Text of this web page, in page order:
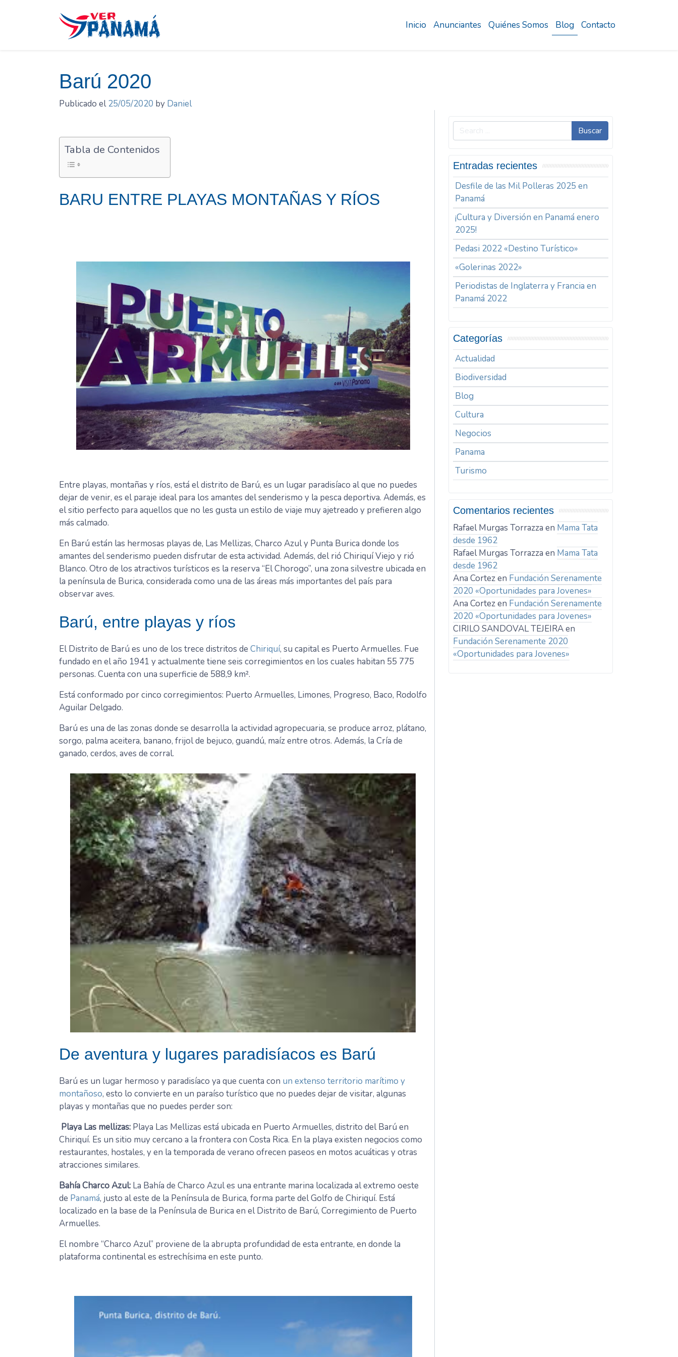
Inicio Anunciantes Quiénes Somos Blog Contacto
Barú 2020
Publicado el25/05/2020 by Daniel
Tabla de Contenidos
BARU ENTRE PLAYAS MONTAÑAS Y RÍOS
Entre playas, montañas y ríos, está el distrito de Barú, es un lugar paradisíaco al que no puedes
dejar de venir, es el paraje ideal para los amantes del senderismo y la pesca deportiva. Además, es
el sitio perfecto para aquellos que no les gusta un estilo de viaje muy ajetreado y prefieren algo
más calmado.
En Barú están las hermosas playas de, Las Mellizas, Charco Azul y Punta Burica donde los
amantes del senderismo pueden disfrutar de esta actividad. Además, del rió Chiriquí Viejo y rió
Blanco. Otro de los atractivos turísticos es la reserva “El Chorogo”, una zona silvestre ubicada en
la península de Burica, considerada como una de las áreas más importantes del país para
observar aves.
Barú, entre playas y ríos
El Distrito de Barú es uno de los trece distritos de Chiriquí, su capital es Puerto Armuelles. Fue
fundado en el año 1941 y actualmente tiene seis corregimientos en los cuales habitan 55 775
personas. Cuenta con una superficie de 588,9 km².
Está conformado por cinco corregimientos: Puerto Armuelles, Limones, Progreso, Baco, Rodolfo
Aguilar Delgado.
Barú es una de las zonas donde se desarrolla la actividad agropecuaria, se produce arroz, plátano,
sorgo, palma aceitera, banano, frijol de bejuco, guandú, maíz entre otros. Además, la Cría de
ganado, cerdos, aves de corral.
De aventura y lugares paradisíacos es Barú
Barú es un lugar hermoso y paradisíaco ya que cuenta con un extenso territorio marítimo y
montañoso, esto lo convierte en un paraíso turístico que no puedes dejar de visitar, algunas
playas y montañas que no puedes perder son:
Playa Las mellizas: Playa Las Mellizas está ubicada en Puerto Armuelles, distrito del Barú en
Chiriquí. Es un sitio muy cercano a la frontera con Costa Rica. En la playa existen negocios como
restaurantes, hostales, y en la temporada de verano ofrecen paseos en motos acuáticas y otras
atracciones similares.
Bahía Charco Azul: La Bahía de Charco Azul es una entrante marina localizada al extremo oeste
de Panamá, justo al este de la Península de Burica, forma parte del Golfo de Chiriquí. Está
localizado en la base de la Península de Burica en el Distrito de Barú, Corregimiento de Puerto
Armuelles.
El nombre “Charco Azul” proviene de la abrupta profundidad de esta entrante, en donde la
plataforma continental es estrechísima en este punto.
Buscar
Entradas recientes
Desfile de las Mil Polleras 2025 en
Panamá
¡Cultura y Diversión en Panamá enero
2025!
Pedasi 2022 «Destino Turístico»
«Golerinas 2022»
Periodistas de Inglaterra y Francia en
Panamá 2022
Categorías
Actualidad
Biodiversidad
Blog
Cultura
Negocios
Panama
Turismo
Comentarios recientes
Rafael Murgas Torrazza en Mama Tata
desde 1962
Rafael Murgas Torrazza en Mama Tata
desde 1962
Ana Cortezen Fundación Serenamente
2020 «Oportunidades para Jovenes»
Ana Cortezen Fundación Serenamente
2020 «Oportunidades para Jovenes»
CIRILO SANDOVAL TEJEIRAen
Fundación Serenamente 2020
«Oportunidades para Jovenes»